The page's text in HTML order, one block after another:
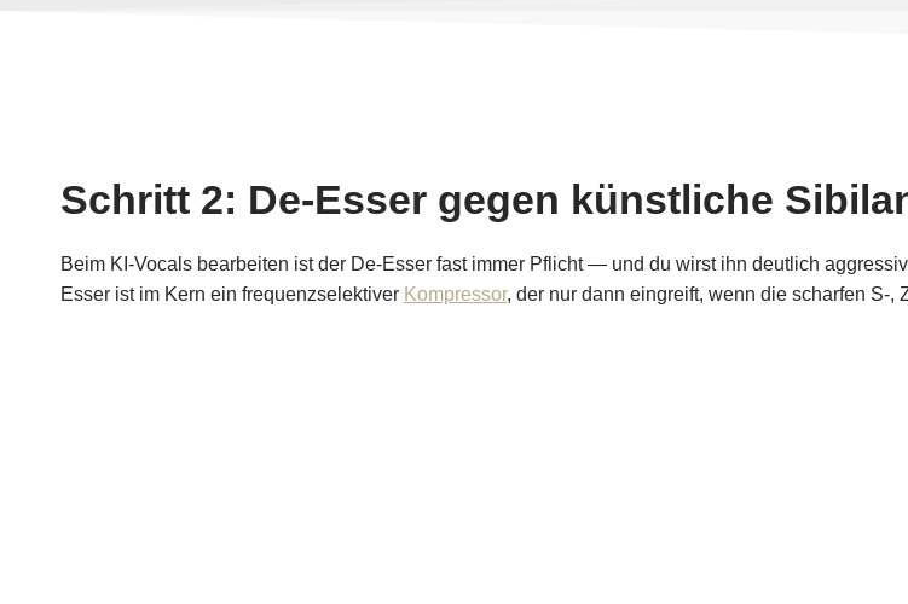
Schritt 2: De-Esser gegen künstliche
Beim KI-Vocals bearbeiten ist der De-Esser fast immer Pflicht — und du wirst ihn deutlich
Esser ist im Kern ein frequenzselektiver Kompressor, der nur dann eingreift, wenn die scharfen S-,